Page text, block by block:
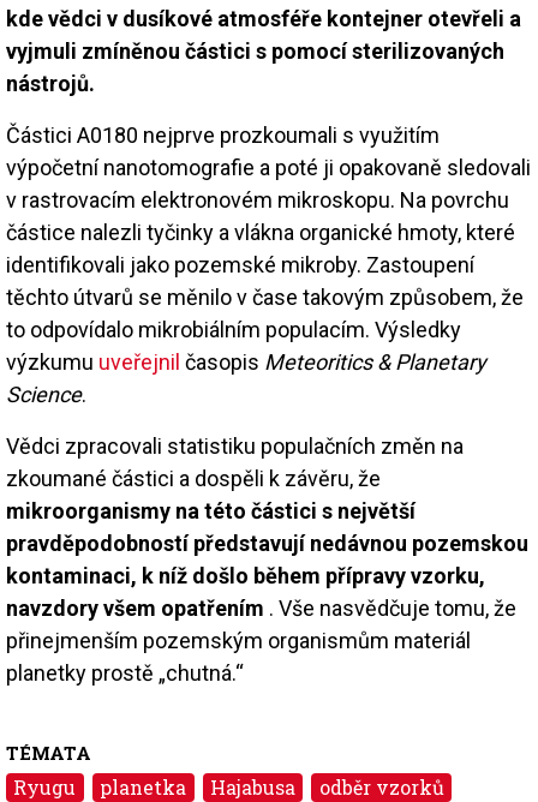
kde vědci v dusíkové atmosféře kontejner otevřeli a
vyjmuli zmíněnou částici s pomocí sterilizovaných
nástrojů.
Částici A0180 nejprve prozkoumali s využitím
výpočetní nanotomografie a poté ji opakovaně sledovali
v rastrovacím elektronovém mikroskopu. Na povrchu
částice nalezli tyčinky a vlákna organické hmoty, které
identifikovali jako pozemské mikroby. Zastoupení
těchto útvarů se měnilo v čase takovým způsobem, že
to odpovídalo mikrobiálním populacím. Výsledky
výzkumu uveřejnil časopis Meteoritics & Planetary
Science.
Vědci zpracovali statistiku populačních změn na
zkoumané částici a dospěli k závěru, že
mikroorganismy na této částici s největší
pravděpodobností představují nedávnou pozemskou
kontaminaci, k níž došlo během přípravy vzorku,
navzdory všem opatřením . Vše nasvědčuje tomu, že
přinejmenším pozemským organismům materiál
planetky prostě „chutná.“
TÉMATA
Ryugu planetka Hajabusa odběr vzorků